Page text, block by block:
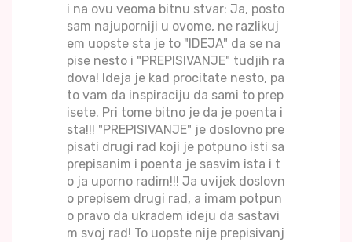
i na ovu veoma bitnu stvar: Ja, posto
sam najuporniji u ovome, ne razlikuj
em uopste sta je to "IDEJA" da se na
pise nesto i "PREPISIVANJE" tudjih ra
dova! Ideja je kad procitate nesto, pa
to vam da inspiraciju da sami to prep
isete. Pri tome bitno je da je poenta i
sta!!! "PREPISIVANJE" je doslovno pre
pisati drugi rad koji je potpuno isti sa
prepisanim i poenta je sasvim ista i t
o ja uporno radim!!! Ja uvijek doslovn
o prepisem drugi rad, a imam potpun
o pravo da ukradem ideju da sastavi
m svoj rad! To uopste nije prepisivanj